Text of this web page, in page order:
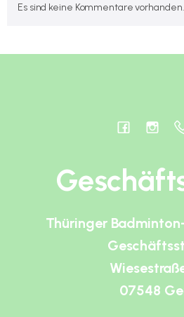
Es sind keine Kommentare vorhanden.
Thüringer
Wiesestraße
07548